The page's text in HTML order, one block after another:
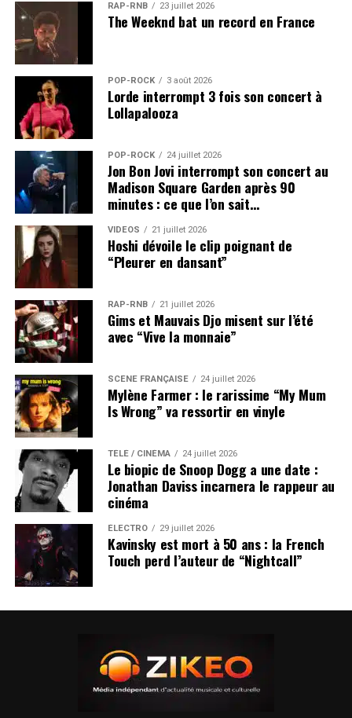
RAP-RNB 23 juillet 2026
The Weeknd bat un record en France
POP-ROCK 3 août 2026
Lorde interrompt 3 fois son concert à
Lollapalooza
POP-ROCK 24 juillet 2026
Jon Bon Jovi interrompt son concert au
Madison Square Garden après 90
minutes : ce que l’on sait…
VIDEOS 21 juillet 2026
Hoshi dévoile le clip poignant de
“Pleurer en dansant”
RAP-RNB 21 juillet 2026
Gims et Mauvais Djo misent sur l’été
avec “Vive la monnaie”
SCÈNE FRANÇAISE 24 juillet 2026
Mylène Farmer : le rarissime “My Mum
Is Wrong” va ressortir en vinyle
TÉLÉ / CINÉMA 24 juillet 2026
Le biopic de Snoop Dogg a une date :
Jonathan Daviss incarnera le rappeur au
cinéma
ÉLECTRO 29 juillet 2026
Kavinsky est mort à 50 ans : la French
Touch perd l’auteur de “Nightcall”